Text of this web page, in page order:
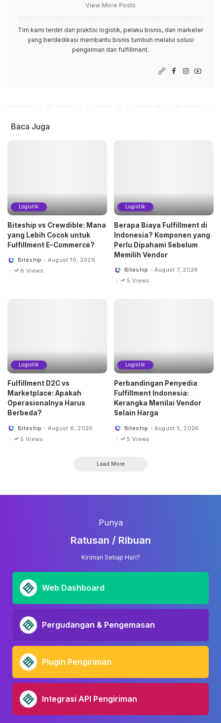
View More Posts
Tim kami terdiri dari praktisi logistik, pelaku bisnis, dan marketer
yang berdedikasi membantu bisnis tumbuh melalui solusi
pengiriman dan fulfillment.
Baca Juga
Logistik
Biteship vs Crewdible: Mana
yang Lebih Cocok untuk
Fulfillment E-Commerce?
PostedBiteship
August 10, 2026
6 Views
Logistik
Berapa Biaya Fulfillment di
Indonesia? Komponen yang
Perlu Dipahami Sebelum
Memilih Vendor
PostedBiteship
August 7, 2026
5 Views
Logistik
Fulfillment D2C vs
Marketplace: Apakah
Operasionalnya Harus
Berbeda?
PostedBiteship
August 6, 2026
5 Views
Logistik
Perbandingan Penyedia
Fulfillment Indonesia:
Kerangka Menilai Vendor
Selain Harga
PostedBiteship
August 5, 2026
5 Views
Load More
Punya
Ratusan / Ribuan
Kiriman Setiap Hari?
Web Dashboard
Pergudangan & Pengemasan
Plugin Pengiriman
Integrasi API Pengiriman